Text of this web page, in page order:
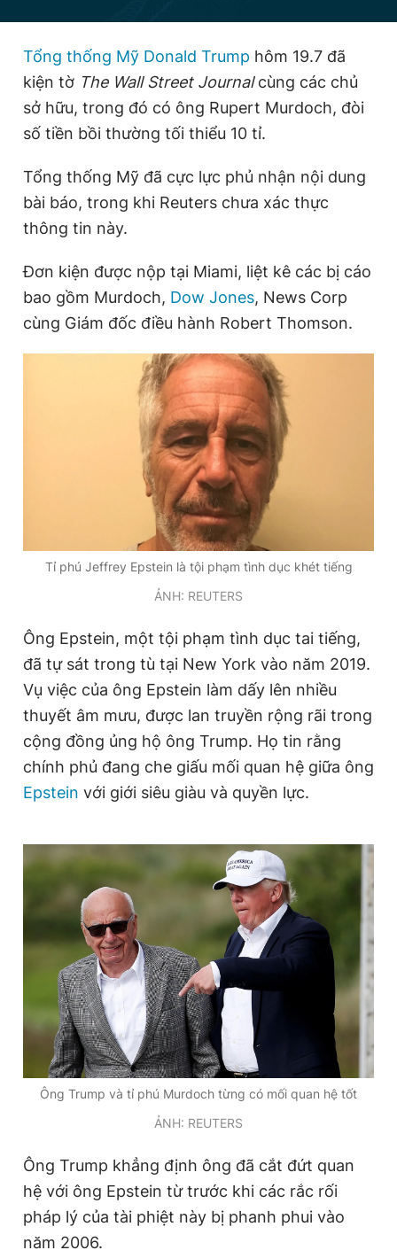
0906 645 777 0908 780 404
Đặt báo Quảng cáo RSS Chính sách bảo
Tổng biên tập: Nguyễn Ngọc Toàn
Phó tổng biên tập thường trực: Hải Thành
Phó tổng biên tập: Trần Việt Hưng
Tổng thư ký tòa soạn: Đức Trung
Giấy phép xuất bản số 110/GP - BTTTT cấp ngày 24.3.2020
© 2003-2026 Bản quyền thuộc về Báo Thanh Niên. Cấm sao
bản. Phát triển bởi ePi Technologies, JSC.
Tổng thống Mỹ Donald Trump hôm 19.7 đã
kiện tờ The Wall Street Journalcùng các chủ
sở hữu, trong đó có ông Rupert Murdoch, đòi
số tiền bồi thường tối thiểu 10 tỉ.
Tổng thống Mỹ đã cực lực phủ nhận nội dung
bài báo, trong khi Reuters chưa xác thực
thông tin này.
Đơn kiện được nộp tại Miami, liệt kê các bị cáo
bao gồm Murdoch, Dow Jones, News Corp
cùng Giám đốc điều hành Robert Thomson.
Tỉ phú Jeffrey Epstein là tội phạm tình dục khét tiếng
ẢNH: REUTERS
Ông Epstein, một tội phạm tình dục tai tiếng,
đã tự sát trong tù tại New York vào năm 2019.
Vụ việc của ông Epstein làm dấy lên nhiều
thuyết âm mưu, được lan truyền rộng rãi trong
cộng đồng ủng hộ ông Trump. Họ tin rằng
chính phủ đang che giấu mối quan hệ giữa ông
Epstein với giới siêu giàu và quyền lực.
Ông Trump và tỉ phú Murdoch từng có mối quan hệ tốt
ẢNH: REUTERS
Ông Trump khẳng định ông đã cắt đứt quan
hệ với ông Epstein từ trước khi các rắc rối
pháp lý của tài phiệt này bị phanh phui vào
năm 2006.